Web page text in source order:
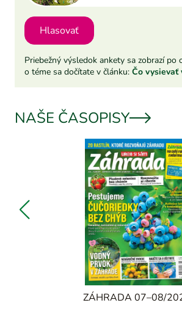
Hlasovať
Priebežný výsledok ankety sa zobrazí po
o téme sa dočítate v článku: Čo vysievať
NAŠE ČASOPISY
ZÁHRADA 07–08/